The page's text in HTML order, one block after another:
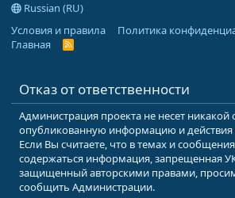
Russian (RU)
Условия и правила
Политика
Главная
R
Отказ от ответственности
Администрация проекта не несет никакой
опубликованную информацию и действия
Если Вы считаете, что в темах и
содержаться информация, запрещенная
защищенный авторскими правами,
сообщить Администрации.